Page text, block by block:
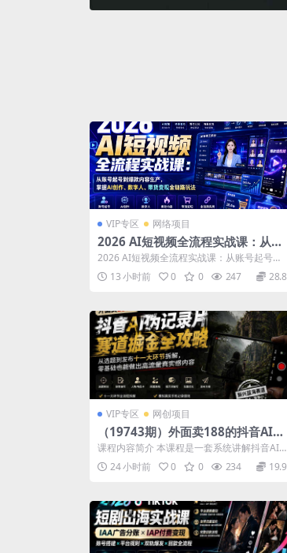
VIP专区 网络项目
2026 AI短视频全流程实战课：从账
号起号到爆款内容生产，掌握AI创
作、数字人、带货变现全链路玩法
2026 AI短视频全流程实战课：从账号起号到
爆款内容生产，掌握AI创作、数字人...
13 小时前 0 0 247 28.8
VIP专区 网创项目
（19743期）外面卖188的抖音AI伪
记录片赛道掘金全攻略；从选题到发
布十一大环节拆解，零基础也能做出
高流量真实感内容
课程内容简介 本课程是一套系统讲解抖音AI
伪记录片赛道从0到1完整操作流程的实战...
24 小时前 0 0 234 19.9